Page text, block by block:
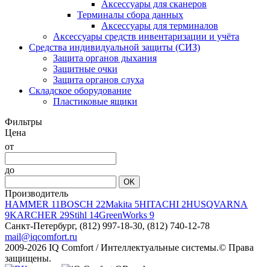
Аксессуары для сканеров
Терминалы сбора данных
Аксессуары для терминалов
Аксессуары средств инвентаризации и учёта
Средства индивидуальной защиты (СИЗ)
Защита органов дыхания
Защитные очки
Защита органов слуха
Складское оборудование
Пластиковые ящики
Фильтры
Цена
от
до
OK
Производитель
HAMMER 11BOSCH 22Makita 5HITACHI 2HUSQVARNA
9KARCHER 29Stihl 14GreenWorks 9
Санкт-Петербург, (812) 997-18-30, (812) 740-12-78
mail@iqcomfort.ru
2009-2026 IQ Comfort / Интеллектуальные системы.© Права
защищены.